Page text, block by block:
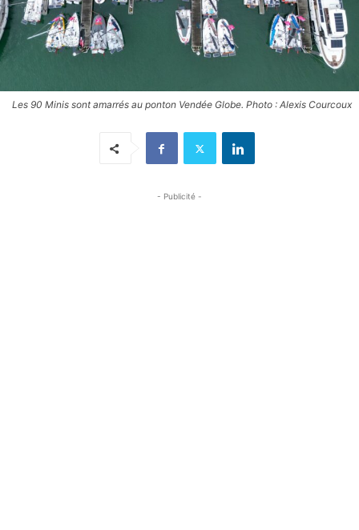
Les 90 Minis sont amarrés au ponton Vendée Globe. Photo : Alexis Courcoux
- Publicité -